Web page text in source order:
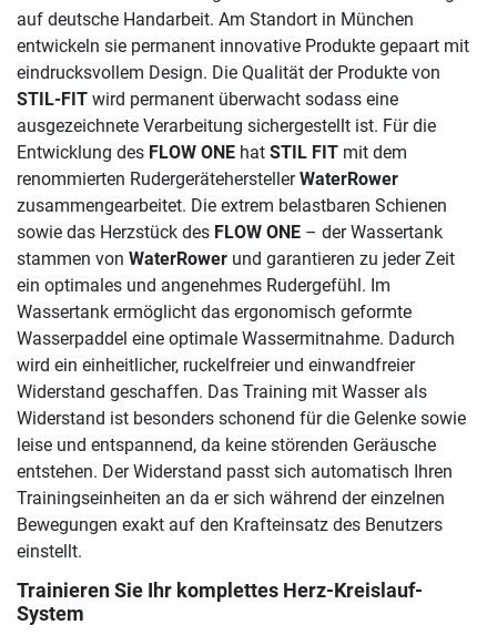
auf deutsche Handarbeit. Am Standort in München
entwickeln sie permanent innovative Produkte gepaart mit
eindrucksvollem Design. Die Qualität der Produkte von
STIL-FIT wird permanent überwacht sodass eine
ausgezeichnete Verarbeitung sichergestellt ist. Für die
Entwicklung des FLOW ONE hat STIL FIT mit dem
renommierten RudergeräteherstellerWaterRower
zusammengearbeitet. Die extrem belastbaren Schienen
sowie das Herzstück des FLOW ONE – der Wassertank
stammen von WaterRower und garantieren zu jeder Zeit
ein optimales und angenehmes Rudergefühl. Im
Wassertank ermöglicht das ergonomisch geformte
Wasserpaddel eine optimale Wassermitnahme. Dadurch
wird ein einheitlicher, ruckelfreier und einwandfreier
Widerstand geschaffen. Das Training mit Wasser als
Widerstand ist besonders schonend für die Gelenke sowie
leise und entspannend, da keine störenden Geräusche
entstehen. Der Widerstand passt sich automatisch Ihren
Trainingseinheiten an da er sich während der einzelnen
Bewegungen exakt auf den Krafteinsatz des Benutzers
einstellt.
Trainieren Sie Ihr komplettes Herz-Kreislauf-
System